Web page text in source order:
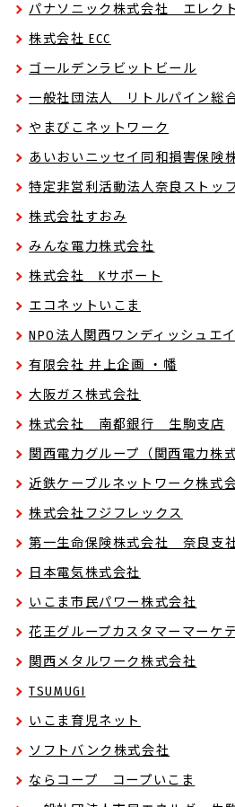
パナソニック株式会社 エレク
株式会社 ECC
ゴールデンラビットビール
一般社団法人 リトルパイン総
やまびこネットワーク
あいおいニッセイ同和損害保険
特定非営利活動法人奈良ストッ
株式会社すおみ
みんな電力株式会社
株式会社 Kサポート
エコネットいこま
NPO法人関西ワンディッシュエ
有限会社 井上企画 ・幡
大阪ガス株式会社
株式会社 南都銀行 生駒支店
関西電力グループ（関西電力株
近鉄ケーブルネットワーク株式
株式会社フジフレックス
第一生命保険株式会社 奈良支
日本電気株式会社
いこま市民パワー株式会社
花王グループカスタマーマーケ
関西メタルワーク株式会社
TSUMUGI
いこま育児ネット
ソフトバンク株式会社
ならコープ コープいこま